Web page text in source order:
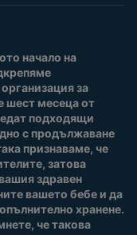
се към
Club
начало на
за
шест месеца от
подходящи
с продължаване
признаваме, че
затова
здравен
вашето бебе и да
хранене.
че такова